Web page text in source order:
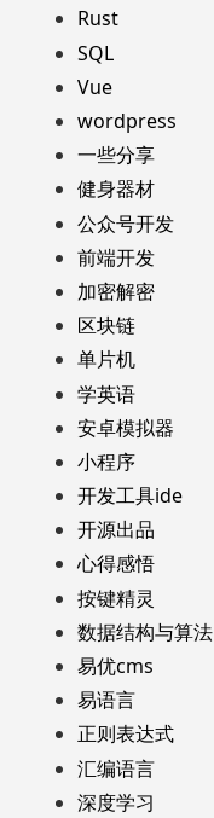
Rust
SQL
Vue
wordpress
一些分享
健身器材
公众号开发
前端开发
加密解密
区块链
单片机
学英语
安卓模拟器
小程序
开发工具ide
开源出品
心得感悟
按键精灵
数据结构与算法
易优cms
易语言
正则表达式
汇编语言
深度学习